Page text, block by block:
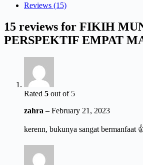
Reviews (15)
15 reviews for FIKIH
PERSPEKTIF EMPAT
Rated 5 out of 5
zahra – February 21, 2023
kerenn, bukunya sangat bermanfaat